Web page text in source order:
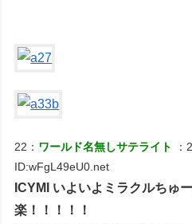
22： ワールド名無しサテライト
ID:wFgL49eU0.net
ICYMI いよいよミラクルちゅ
楽！！！！！